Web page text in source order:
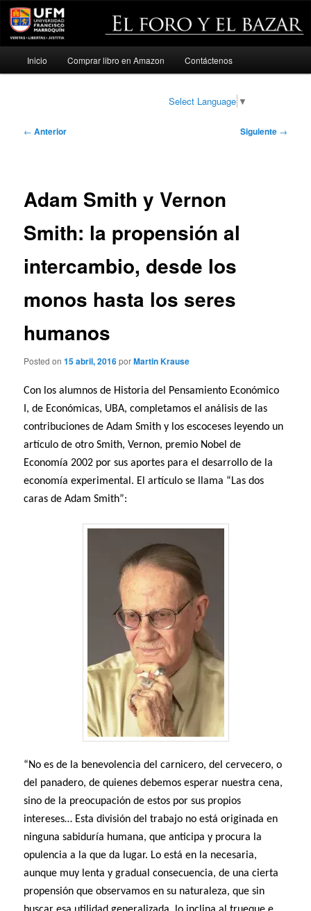
Ir
Inicio Comprar libro en Amazon Contáctenos
Select Language ▼
Navegación
← Anterior Siguiente →
Adam Smith y Vernon
Smith: la propensión al
intercambio, desde los
monos hasta los seres
humanos
Posted on15 abril, 2016porMartin Krause
Con los alumnos de Historia del Pensamiento Económico
I, de Económicas, UBA, completamos el análisis de las
contribuciones de Adam Smith y los escoceses leyendo un
artículo de otro Smith, Vernon, premio Nobel de
Economía 2002 por sus aportes para el desarrollo de la
economía experimental. El artículo se llama “Las dos
caras de Adam Smith”:
“No es de la benevolencia del carnicero, del cervecero, o
del panadero, de quienes debemos esperar nuestra cena,
sino de la preocupación de estos por sus propios
intereses… Esta división del trabajo no está originada en
ninguna sabiduría humana, que anticipa y procura la
opulencia a la que da lugar. Lo está en la necesaria,
aunque muy lenta y gradual consecuencia, de una cierta
propensión que observamos en su naturaleza, que sin